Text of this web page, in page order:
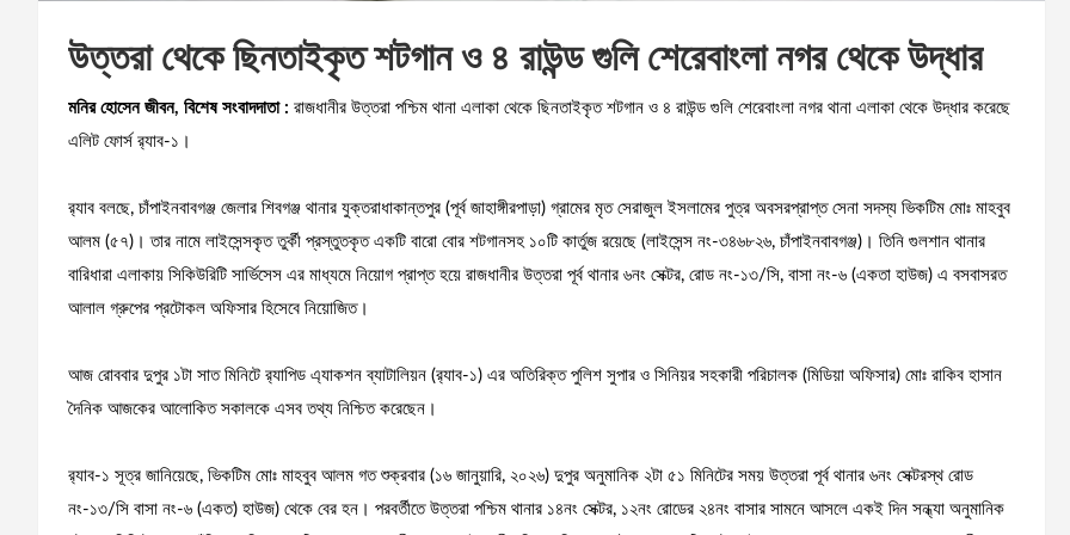
উত্তরা থেকে ছিনতাইকৃত শটগান ও ৪ রাউন্ড গুলি শেরেবাংলা নগর থেকে উদ্ধার
মনির হোসেন জীবন, বিশেষ সংবাদদাতা : রাজধানীর উত্তরা পশ্চিম থানা এলাকা থেকে ছিনতাইকৃত শটগান ও ৪ রাউন্ড গুলি শেরেবাংলা নগর থানা এলাকা থেকে উদ্ধার করেছে
এলিট ফোর্স র‌্যাব-১।
র‌্যাব বলছে, চাঁপাইনবাবগঞ্জ জেলার শিবগঞ্জ থানার যুক্তরাধাকান্তপুর (পূর্ব জাহাঙ্গীরপাড়া) গ্রামের মৃত সেরাজুল ইসলামের পুত্র অবসরপ্রাপ্ত সেনা সদস্য ভিকটিম মোঃ মাহবুব
আলম (৫৭)। তার নামে লাইসেন্সকৃত তুর্কী প্রস্তুতকৃত একটি বারো বোর শটগানসহ ১০টি কার্তুজ রয়েছে (লাইসেন্স নং-৩৪৬৮২৬, চাঁপাইনবাবগঞ্জ)। তিনি গুলশান থানার
বারিধারা এলাকায় সিকিউরিটি সার্ভিসেস এর মাধ্যমে নিয়োগ প্রাপ্ত হয়ে রাজধানীর উত্তরা পূর্ব থানার ৬নং সেক্টর, রোড নং-১৩/সি, বাসা নং-৬ (একতা হাউজ) এ বসবাসরত
আলাল গ্রুপের প্রটোকল অফিসার হিসেবে নিয়োজিত।
আজ রোববার দুপুর ১টা সাত মিনিটে র‌্যাপিড এ্যাকশন ব্যাটালিয়ন (র‌্যাব-১) এর অতিরিক্ত পুলিশ সুপার ও সিনিয়র সহকারী পরিচালক (মিডিয়া অফিসার) মোঃ রাকিব হাসান
দৈনিক আজকের আলোকিত সকালকে এসব তথ্য নিশ্চিত করেছেন।
র‌্যাব-১ সূত্র জানিয়েছে, ভিকটিম মোঃ মাহবুব আলম গত শুক্রবার (১৬ জানুয়ারি, ২০২৬) দুপুর অনুমানিক ২টা ৫১ মিনিটের সময় উত্তরা পূর্ব থানার ৬নং সেক্টরস্থ রোড
নং-১৩/সি বাসা নং-৬ (একত) হাউজ) থেকে বের হন। পরবর্তীতে উত্তরা পশ্চিম থানার ১৪নং সেক্টর, ১২নং রোডের ২৪নং বাসার সামনে আসলে একই দিন সন্ধ্যা অনুমানিক